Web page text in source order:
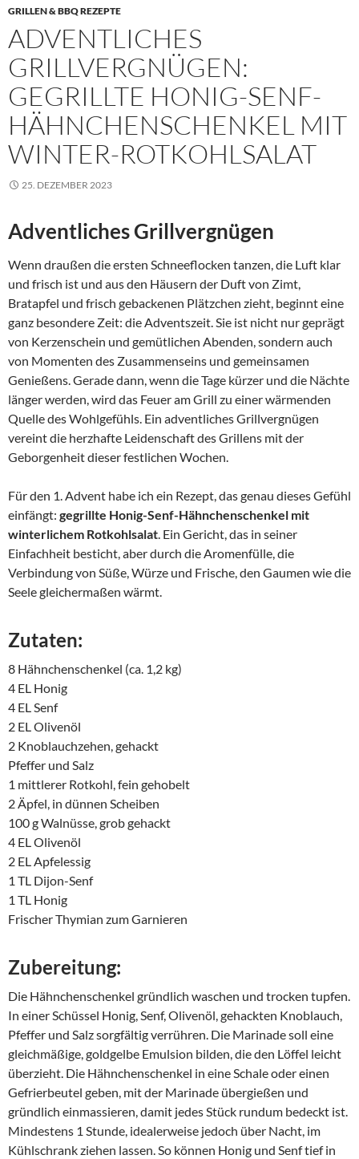
GRILLEN & BBQ REZEPTE
ADVENTLICHES
GRILLVERGNÜGEN:
GEGRILLTE HONIG-SENF-
HÄHNCHENSCHENKEL MIT
WINTER-ROTKOHLSALAT
25. DEZEMBER 2023
Adventliches Grillvergnügen
Wenn draußen die ersten Schneeflocken tanzen, die Luft klar
und frisch ist und aus den Häusern der Duft von Zimt,
Bratapfel und frisch gebackenen Plätzchen zieht, beginnt eine
ganz besondere Zeit: die Adventszeit. Sie ist nicht nur geprägt
von Kerzenschein und gemütlichen Abenden, sondern auch
von Momenten des Zusammenseins und gemeinsamen
Genießens. Gerade dann, wenn die Tage kürzer und die Nächte
länger werden, wird das Feuer am Grill zu einer wärmenden
Quelle des Wohlgefühls. Ein adventliches Grillvergnügen
vereint die herzhafte Leidenschaft des Grillens mit der
Geborgenheit dieser festlichen Wochen.
Für den 1. Advent habe ich ein Rezept, das genau dieses Gefühl
einfängt: gegrillte Honig-Senf-Hähnchenschenkel mit
winterlichem Rotkohlsalat. Ein Gericht, das in seiner
Einfachheit besticht, aber durch die Aromenfülle, die
Verbindung von Süße, Würze und Frische, den Gaumen wie die
Seele gleichermaßen wärmt.
Zutaten:
8 Hähnchenschenkel (ca. 1,2 kg)
4 EL Honig
4 EL Senf
2 EL Olivenöl
2 Knoblauchzehen, gehackt
Pfeffer und Salz
1 mittlerer Rotkohl, fein gehobelt
2 Äpfel, in dünnen Scheiben
100 g Walnüsse, grob gehackt
4 EL Olivenöl
2 EL Apfelessig
1 TL Dijon-Senf
1 TL Honig
Frischer Thymian zum Garnieren
Zubereitung:
Die Hähnchenschenkel gründlich waschen und trocken tupfen.
In einer Schüssel Honig, Senf, Olivenöl, gehackten Knoblauch,
Pfeffer und Salz sorgfältig verrühren. Die Marinade soll eine
gleichmäßige, goldgelbe Emulsion bilden, die den Löffel leicht
überzieht. Die Hähnchenschenkel in eine Schale oder einen
Gefrierbeutel geben, mit der Marinade übergießen und
gründlich einmassieren, damit jedes Stück rundum bedeckt ist.
Mindestens 1 Stunde, idealerweise jedoch über Nacht, im
Kühlschrank ziehen lassen. So können Honig und Senf tief in